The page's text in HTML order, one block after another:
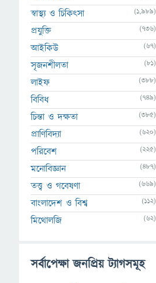
স্বাস্থ্য ও চিকিৎসা (1,989)
প্রযুক্তি (736)
আইকিউ (67)
সৃজনশীলতা (81)
লাইফ (388)
বিবিধ (749)
চিন্তা ও দক্ষতা (385)
প্রাণিবিদ্যা (620)
পরিবেশ (225)
মনোবিজ্ঞান (487)
তত্ত্ব ও গবেষণা (669)
বাংলাদেশ ও বিশ্ব (112)
মিথোলজি (62)
সর্বাপেক্ষা জনপ্রিয় ট্যাগসমূহ